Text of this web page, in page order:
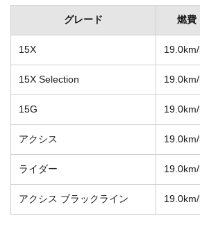
グレード 燃費
15X 19.0km/l
15X Selection 19.0km/l
15G 19.0km/l
アクシス 19.0km/l
ライダー 19.0km/l
アクシス ブラックライン 19.0km/l